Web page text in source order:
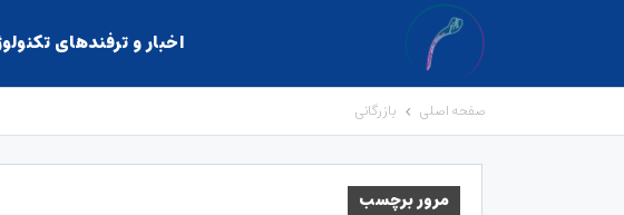
اخبار و ترفندهای
صفحه اصلی بازرگانی
مرور برچسب